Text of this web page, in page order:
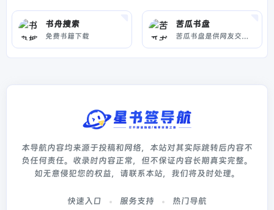
书舟搜索
免费书籍下载
苦瓜书盘
苦瓜书盘是供网友交流适合电纸书阅读的6寸pdf及mobi格式电子书制作技术的网站，提供6寸pdf、mobi等格式电子书上传及下载。
本导航内容均来源于投稿和网络，本站对其实际跳转后内容不
负任何责任。收录时内容正常，但不保证内容长期真实完整。
如无意侵犯您的权益，请联系本站，我们将及时处理。
快速入口 服务支持 热门导航